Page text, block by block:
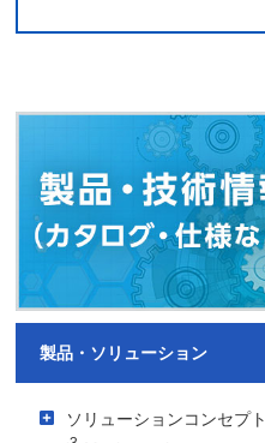
製品・ソリューション
ソリューションコンセプト